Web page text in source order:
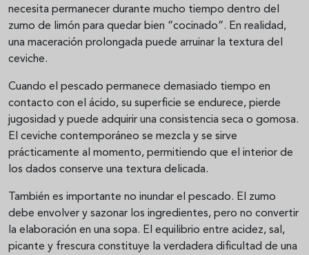
necesita permanecer durante mucho tiempo dentro del
zumo de limón para quedar bien “cocinado”. En realidad,
una maceración prolongada puede arruinar la textura del
ceviche.
Cuando el pescado permanece demasiado tiempo en
contacto con el ácido, su superficie se endurece, pierde
jugosidad y puede adquirir una consistencia seca o gomosa.
El ceviche contemporáneo se mezcla y se sirve
prácticamente al momento, permitiendo que el interior de
los dados conserve una textura delicada.
También es importante no inundar el pescado. El zumo
debe envolver y sazonar los ingredientes, pero no convertir
la elaboración en una sopa. El equilibrio entre acidez, sal,
picante y frescura constituye la verdadera dificultad de una